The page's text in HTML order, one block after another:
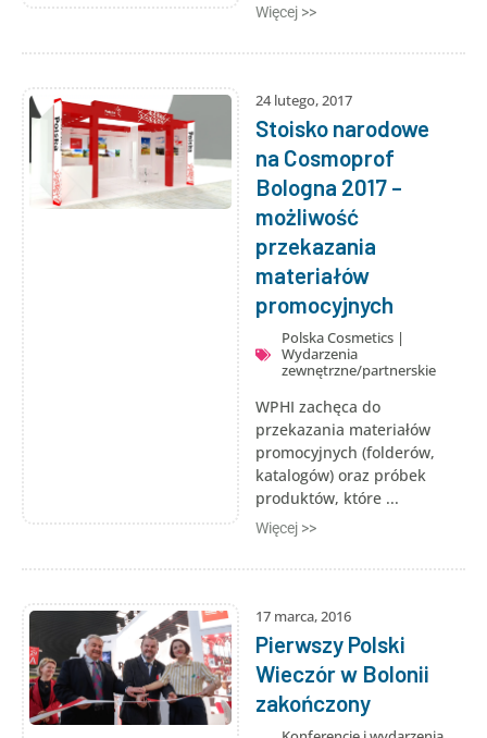
Więcej >>
24 lutego, 2017
Stoisko narodowe
na Cosmoprof
Bologna 2017 –
możliwość
przekazania
materiałów
promocyjnych
Polska Cosmetics|
Wydarzenia
zewnętrzne/partnerskie
WPHI zachęca do
przekazania materiałów
promocyjnych (folderów,
katalogów) oraz próbek
produktów, które ...
Więcej >>
17 marca, 2016
Pierwszy Polski
Wieczór w Bolonii
zakończony